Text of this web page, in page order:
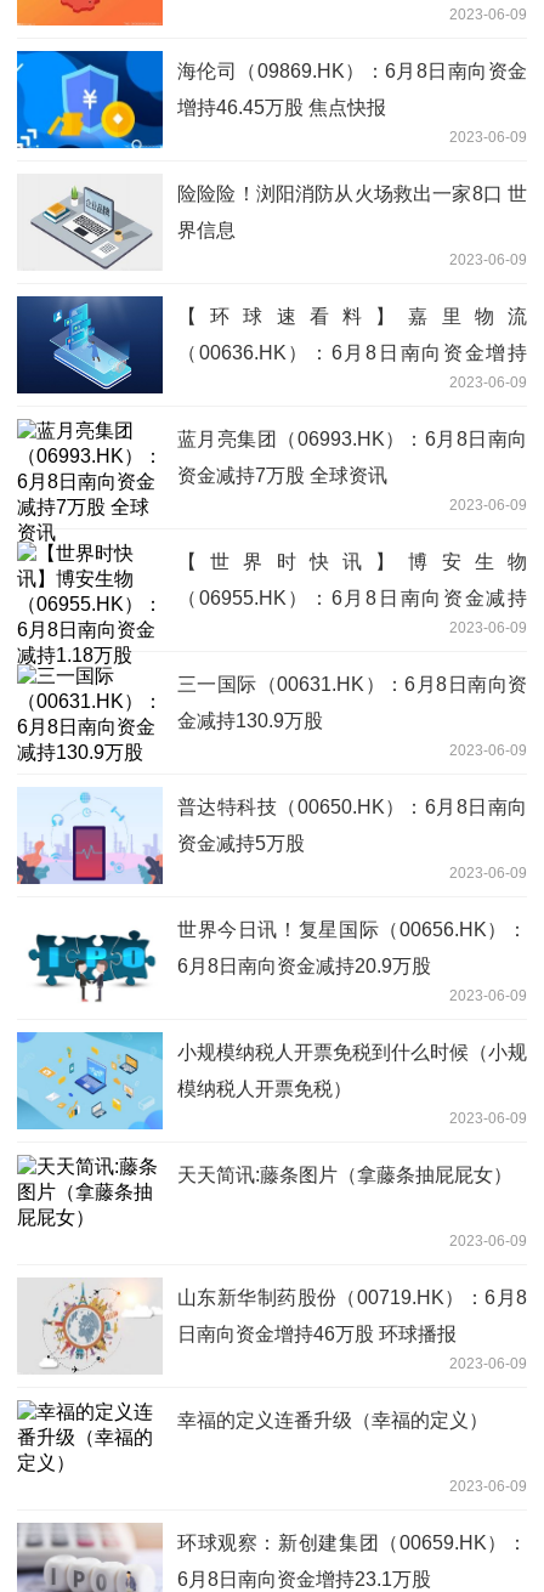
2023-06-09
海伦司（09869.HK）：6月8日南向资金
增持46.45万股 焦点快报
2023-06-09
险险险！浏阳消防从火场救出一家8口 世
界信息
2023-06-09
【环球速看料】嘉里物流
（00636.HK）：6月8日南向资金增持
2023-06-09
蓝月亮集团（06993.HK）：6月8日南向
资金减持7万股 全球资讯
2023-06-09
【世界时快讯】博安生物
（06955.HK）：6月8日南向资金减持
2023-06-09
三一国际（00631.HK）：6月8日南向资
金减持130.9万股
2023-06-09
普达特科技（00650.HK）：6月8日南向
资金减持5万股
2023-06-09
世界今日讯！复星国际（00656.HK）：
6月8日南向资金减持20.9万股
2023-06-09
小规模纳税人开票免税到什么时候（小规
模纳税人开票免税）
2023-06-09
天天简讯:藤条图片（拿藤条抽屁屁女）
2023-06-09
山东新华制药股份（00719.HK）：6月8
日南向资金增持46万股 环球播报
2023-06-09
幸福的定义连番升级（幸福的定义）
2023-06-09
环球观察：新创建集团（00659.HK）：
6月8日南向资金增持23.1万股